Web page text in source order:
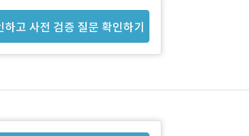
하고 사전 검증 질문 확인하기